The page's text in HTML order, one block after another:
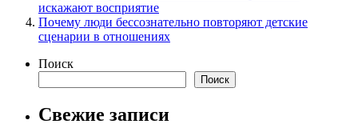
искажают восприятие
Почему люди бессознательно повторяют детские
сценарии в отношениях
Поиск
Поиск
Свежие записи